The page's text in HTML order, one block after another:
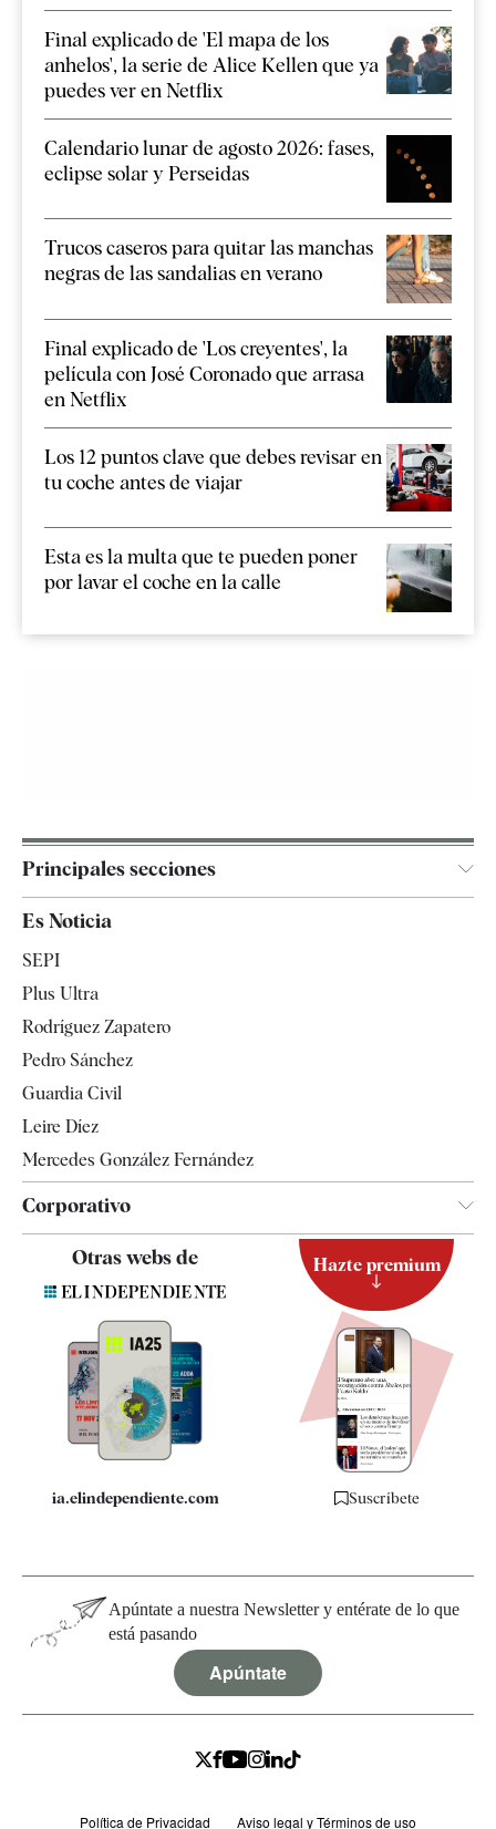
Final explicado de 'El mapa de los
anhelos', la serie de Alice Kellen que ya
puedes ver en Netflix
Calendario lunar de agosto 2026: fases,
eclipse solar y Perseidas
Trucos caseros para quitar las manchas
negras de las sandalias en verano
Final explicado de 'Los creyentes', la
película con José Coronado que arrasa
en Netflix
Los 12 puntos clave que debes revisar en
tu coche antes de viajar
Esta es la multa que te pueden poner
por lavar el coche en la calle
Principales secciones
España
Televisión
Es Noticia
SEPI
Plus Ultra
Rodríguez Zapatero
Pedro Sánchez
Guardia Civil
Leire Díez
Mercedes González Fernández
Corporativo
Contacto
Quiénes somos
Especificaciones
Otras webs de
ia.elindependiente.com
Hazte premium
Suscríbete
Apúntate a nuestra Newsletter y entérate de lo que
está pasando
Apúntate
Política de Privacidad Aviso legal y Términos de uso